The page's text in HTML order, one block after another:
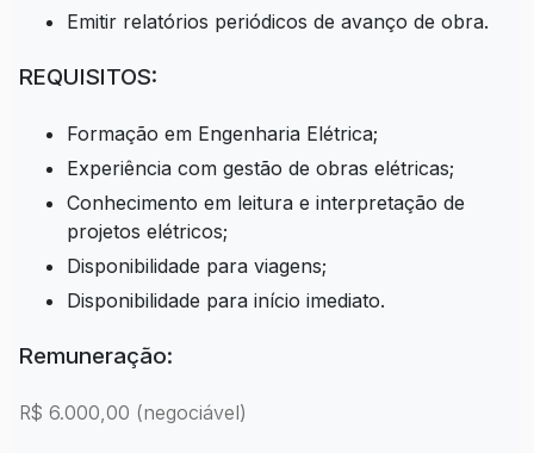
Emitir relatórios periódicos de avanço de obra.
REQUISITOS:
Formação em Engenharia Elétrica;
Experiência com gestão de obras elétricas;
Conhecimento em leitura e interpretação de
projetos elétricos;
Disponibilidade para viagens;
Disponibilidade para início imediato.
Remuneração:
R$ 6.000,00 (negociável)